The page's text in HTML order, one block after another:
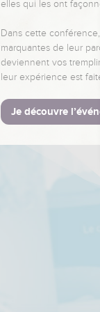
elles qui les ont
Dans cette
marquantes de leur
deviennent vos
leur expérience est
Je découvre